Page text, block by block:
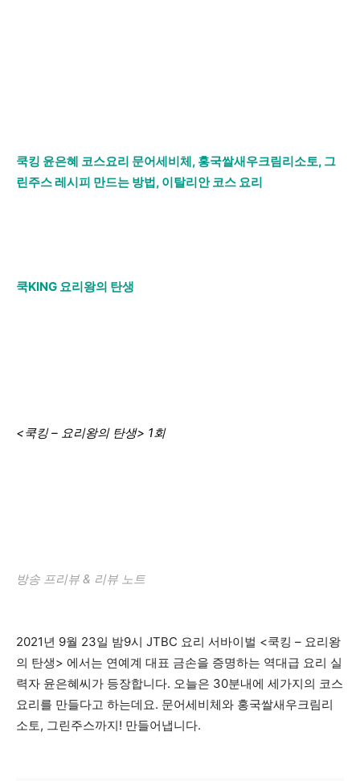
쿡킹 윤은혜 코스요리 문어세비체, 홍국쌀새우크림리소토, 그
린주스 레시피 만드는 방법, 이탈리안 코스 요리
쿡KING 요리왕의 탄생
<쿡킹 – 요리왕의 탄생> 1회
방송 프리뷰 & 리뷰 노트
2021년 9월 23일 밤9시 JTBC 요리 서바이벌 <쿡킹 – 요리왕
의 탄생> 에서는 연예계 대표 금손을 증명하는 역대급 요리 실
력자 윤은혜씨가 등장합니다. 오늘은 30분내에 세가지의 코스
요리를 만들다고 하는데요. 문어세비체와 홍국쌀새우크림리
소토, 그린주스까지! 만들어냅니다.